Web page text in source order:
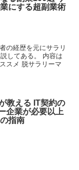
にする超副業術
の経歴を元にサラリ
してある。 内容は
スメ 脱サラリーマ
教える IT契約の
企業が必要以上
指南